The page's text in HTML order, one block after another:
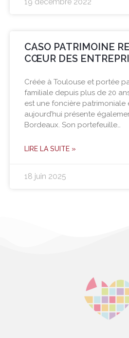
CASO PATRIMOINE
CŒUR DES
Créée à Toulouse et portée
familiale depuis plus de 20
est une foncière patrimoniale
aujourd’hui présente
Bordeaux. Son portefeuille…
LIRE LA SUITE »
18 juin 2025